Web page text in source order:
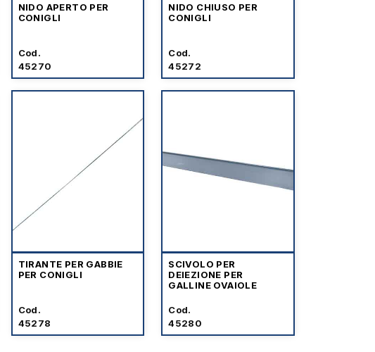
NIDO APERTO PER
CONIGLI
Cod.
45270
NIDO CHIUSO PER
CONIGLI
Cod.
45272
TIRANTE PER GABBIE
PER CONIGLI
Cod.
45278
SCIVOLO PER
DEIEZIONE PER
GALLINE OVAIOLE
Cod.
45280